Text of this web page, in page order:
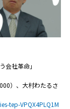
社革命」
）、大村わたるさ
tep-VPQX4PLQ1M